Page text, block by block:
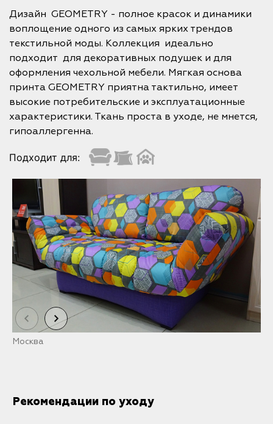
Дизайн GEOMETRY - полное красок и динамики
воплощение одного из самых ярких трендов
текстильной моды. Коллекция идеально
подходит для декоративных подушек и для
оформления чехольной мебели. Мягкая основа
принта GEOMETRY приятна тактильно, имеет
высокие потребительские и эксплуатационные
характеристики. Ткань проста в уходе, не мнется,
гипоаллергенна.
Подходит для:
Москва
Рекомендации по уходу